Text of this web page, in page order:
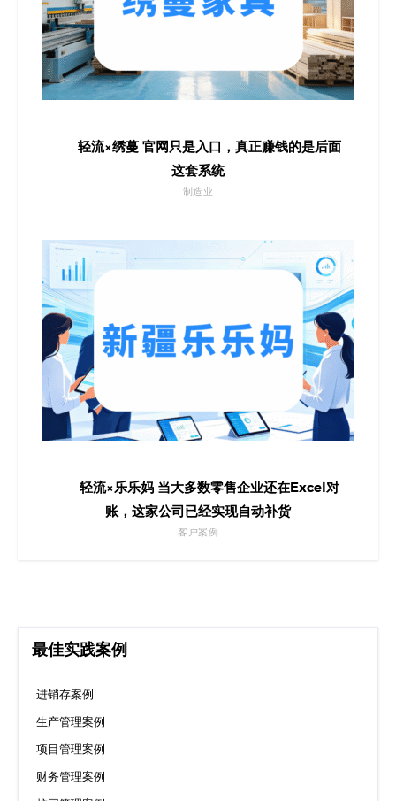
轻流×绣蔓 官网只是入口，真正赚钱的是后面
这套系统
制造业
轻流×乐乐妈 当大多数零售企业还在Excel对
账，这家公司已经实现自动补货
客户案例
最佳实践案例
进销存案例
生产管理案例
项目管理案例
财务管理案例